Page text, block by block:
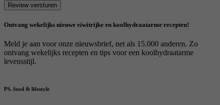
Review versturen
Ontvang wekelijks nieuwe eiwitrijke en koolhydraatarme recepten!
Meld je aan voor onze nieuwsbrief, net als 15.000 anderen. Zo
ontvang wekelijks recepten en tips voor een koolhydraatarme
levensstijl.
PS. food & lifestyle